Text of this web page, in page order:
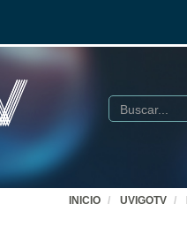
Buscar
INICIO UVIGOTV